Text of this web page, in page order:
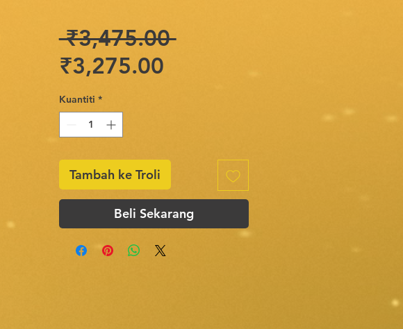
₹3,475.00 Harga
₹3,275.00Harga
Kuantiti *
Tambah ke Troli
Beli Sekarang